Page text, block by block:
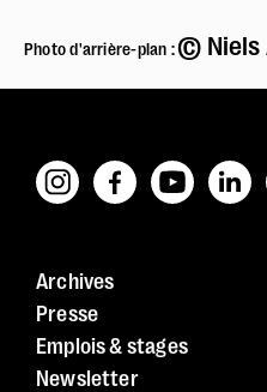
Photo d'arrière-plan :© Niels
Archives
Presse
Emplois & stages
Newsletter